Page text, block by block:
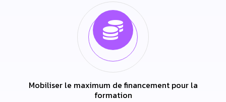
Mobiliser le maximum de financement pour la
formation